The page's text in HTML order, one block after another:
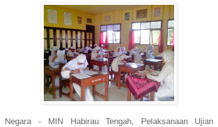
Negara - MIN Habirau Tengah, Pelaksanaan Ujian